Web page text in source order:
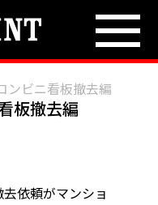
消
ビニ看板撤去編
板撤去編
依頼がマンショ